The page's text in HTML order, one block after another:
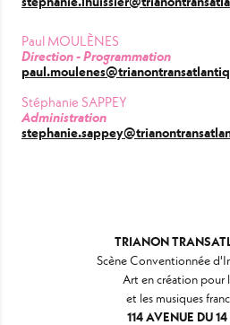
Paul MOULÈNES
Direction - Programmation
Stéphanie SAPPEY
Administration
TRIANON
Scène Conventionnée
Art en création pour
et les musiques
114 AVENUE DU